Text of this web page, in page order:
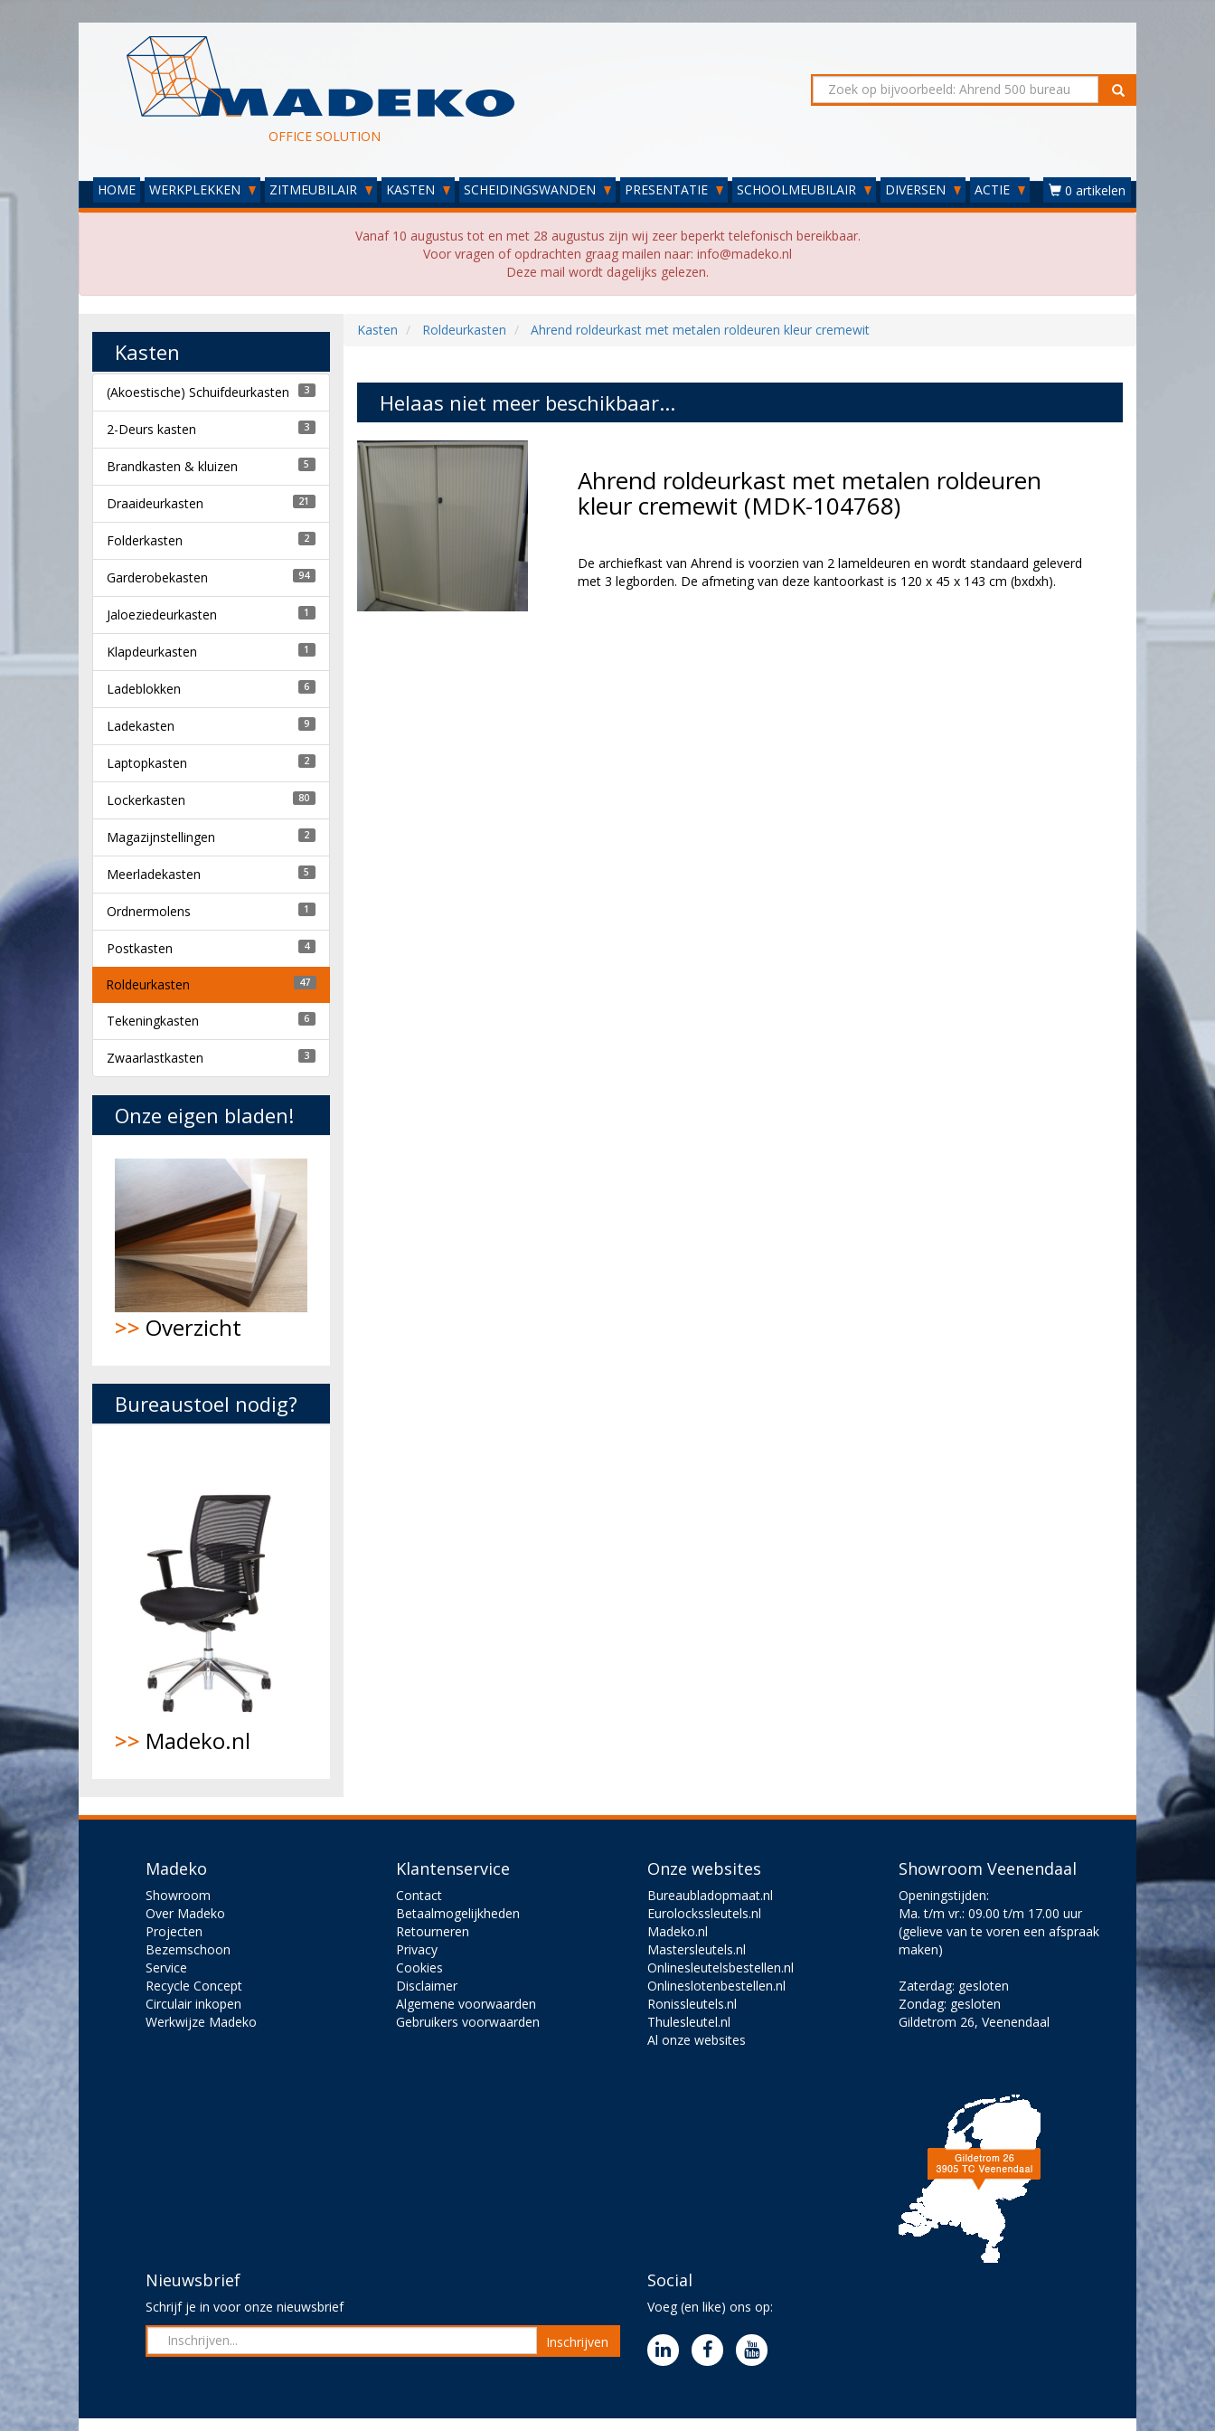
OFFICE SOLUTION
HOME WERKPLEKKEN ZITMEUBILAIR KASTEN SCHEIDINGSWANDEN PRESENTATIE SCHOOLMEUBILAIR DIVERSEN ACTIE 0 artikelen
Vanaf 10 augustus tot en met 28 augustus zijn wij zeer beperkt telefonisch bereikbaar.
Voor vragen of opdrachten graag mailen naar: info@madeko.nl
Deze mail wordt dagelijks gelezen.
Kasten Roldeurkasten Ahrend roldeurkast met metalen roldeuren kleur cremewit
Helaas niet meer beschikbaar...
Ahrend roldeurkast met metalen roldeuren
kleur cremewit (MDK-104768)
De archiefkast van Ahrend is voorzien van 2 lameldeuren en wordt standaard geleverd
met 3 legborden. De afmeting van deze kantoorkast is 120 x 45 x 143 cm (bxdxh).
Kasten
(Akoestische) Schuifdeurkasten 3
2-Deurs kasten 3
Brandkasten & kluizen 5
Draaideurkasten 21
Folderkasten 2
Garderobekasten 94
Jaloeziedeurkasten 1
Klapdeurkasten 1
Ladeblokken 6
Ladekasten 9
Laptopkasten 2
Lockerkasten 80
Magazijnstellingen 2
Meerladekasten 5
Ordnermolens 1
Postkasten 4
Roldeurkasten 47
Tekeningkasten 6
Zwaarlastkasten 3
Onze eigen bladen!
>> Overzicht
Bureaustoel nodig?
>> Madeko.nl
Madeko
Showroom
Over Madeko
Projecten
Bezemschoon
Service
Recycle Concept
Circulair inkopen
Werkwijze Madeko
Klantenservice
Contact
Betaalmogelijkheden
Retourneren
Privacy
Cookies
Disclaimer
Algemene voorwaarden
Gebruikers voorwaarden
Onze websites
Bureaubladopmaat.nl
Eurolockssleutels.nl
Madeko.nl
Mastersleutels.nl
Onlinesleutelsbestellen.nl
Onlineslotenbestellen.nl
Ronissleutels.nl
Thulesleutel.nl
Al onze websites
Showroom Veenendaal
Openingstijden:
Ma. t/m vr.: 09.00 t/m 17.00 uur
(gelieve van te voren een afspraak
maken)
Zaterdag: gesloten
Zondag: gesloten
Gildetrom 26, Veenendaal
Nieuwsbrief
Schrijf je in voor onze nieuwsbrief
Inschrijven
Social
Voeg (en like) ons op: